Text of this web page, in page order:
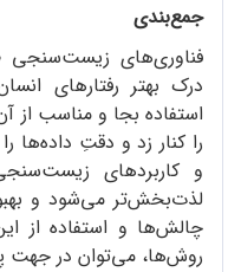
جمع‌بندی
فناوری‌های زیست‌سنجی
درک بهتر رفتارهای
استفاده بجا و مناسب از
را کنار زد و دقتِ داده‌ها
و کاربردهای
لذت‌بخش‌تر می‌شود و
چالش‌ها و استفاده از
روش‌ها، می‌توان در جهت